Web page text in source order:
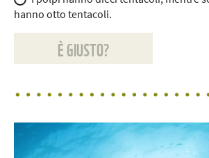
hanno otto tentacoli.
È GIUSTO?